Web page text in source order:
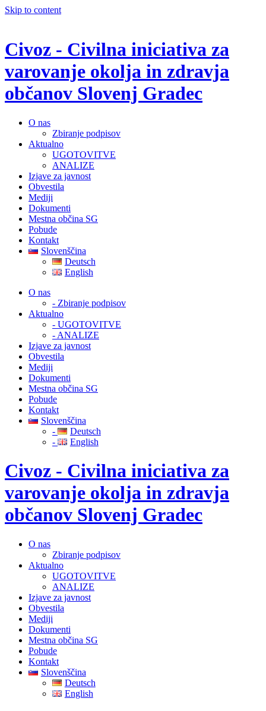
Skip to content
Civoz - Civilna iniciativa za
varovanje okolja in zdravja
občanov Slovenj Gradec
O nas
Zbiranje podpisov
Aktualno
UGOTOVITVE
ANALIZE
Izjave za javnost
Obvestila
Mediji
Dokumenti
Mestna občina SG
Pobude
Kontakt
Slovenščina
Deutsch
English
O nas
- Zbiranje podpisov
Aktualno
- UGOTOVITVE
- ANALIZE
Izjave za javnost
Obvestila
Mediji
Dokumenti
Mestna občina SG
Pobude
Kontakt
Slovenščina
-
Deutsch
-
English
Civoz - Civilna iniciativa za
varovanje okolja in zdravja
občanov Slovenj Gradec
O nas
Zbiranje podpisov
Aktualno
UGOTOVITVE
ANALIZE
Izjave za javnost
Obvestila
Mediji
Dokumenti
Mestna občina SG
Pobude
Kontakt
Slovenščina
Deutsch
English